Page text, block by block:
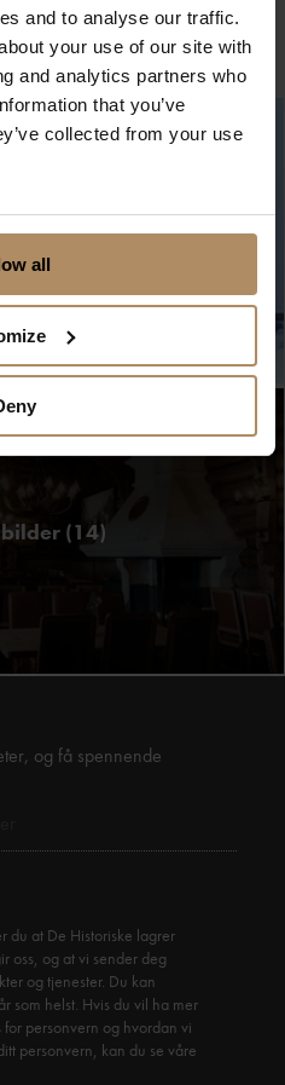
and to analyse our traffic.
your use of our site with
and analytics partners who
that you’ve
collected from your use
all
(14)
og få spennende
du at De Historiske lagrer
oss, og at vi sender deg
og tjenester. Du kan
som helst. Hvis du vil ha mer
personvern og hvordan vi
personvern, kan du se våre